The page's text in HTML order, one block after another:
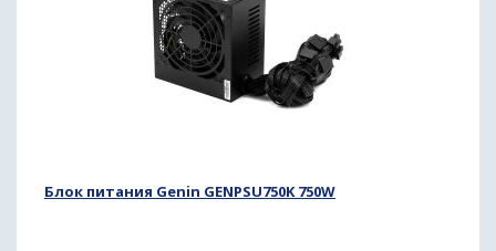
Блок питания Genin GENPSU750K 750W